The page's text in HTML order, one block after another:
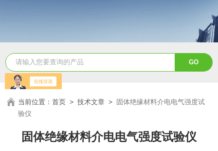
当前位置：首页 >技术文章 > 固体绝缘材料介电电气强度试
验仪
固体绝缘材料介电电气强度试验仪